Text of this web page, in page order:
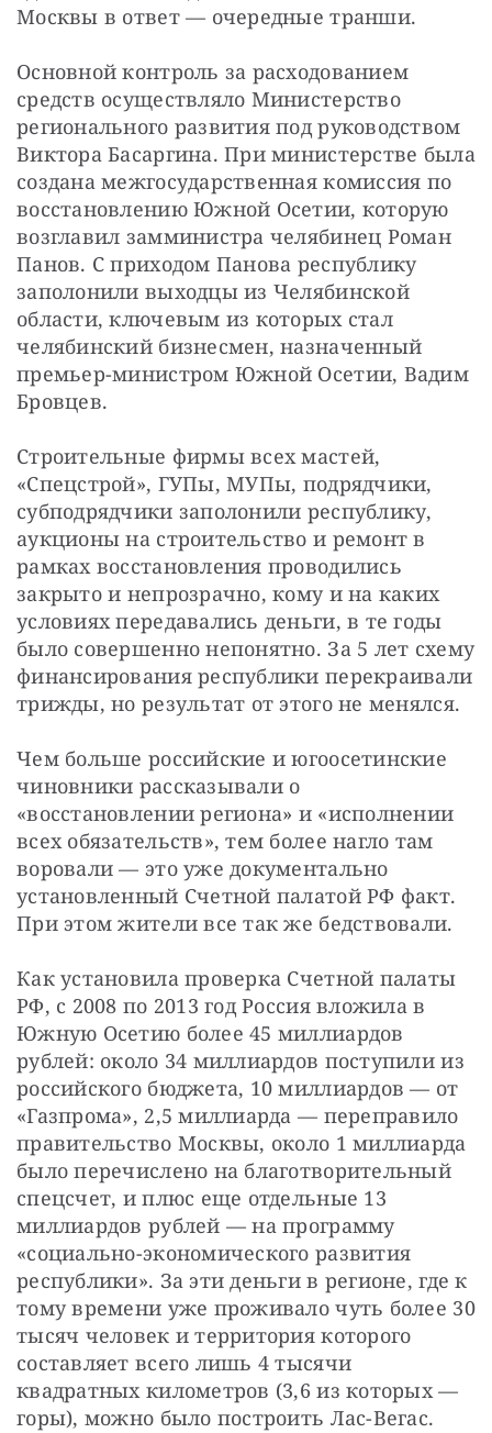
Москвы в ответ — очередные транши.
Основной контроль за расходованием
средств осуществляло Министерство
регионального развития под руководством
Виктора Басаргина. При министерстве была
создана межгосударственная комиссия по
восстановлению Южной Осетии, которую
возглавил замминистра челябинец Роман
Панов. С приходом Панова республику
заполонили выходцы из Челябинской
области, ключевым из которых стал
челябинский бизнесмен, назначенный
премьер-министром Южной Осетии, Вадим
Бровцев.
Строительные фирмы всех мастей,
«Спецстрой», ГУПы, МУПы, подрядчики,
субподрядчики заполонили республику,
аукционы на строительство и ремонт в
рамках восстановления проводились
закрыто и непрозрачно, кому и на каких
условиях передавались деньги, в те годы
было совершенно непонятно. За 5 лет схему
финансирования республики перекраивали
трижды, но результат от этого не менялся.
Чем больше российские и югоосетинские
чиновники рассказывали о
«восстановлении региона» и «исполнении
всех обязательств», тем более нагло там
воровали — это уже документально
установленный Счетной палатой РФ факт.
При этом жители все так же бедствовали.
Как установила проверка Счетной палаты
РФ, с 2008 по 2013 год Россия вложила в
Южную Осетию более 45 миллиардов
рублей: около 34 миллиардов поступили из
российского бюджета, 10 миллиардов — от
«Газпрома», 2,5 миллиарда — переправило
правительство Москвы, около 1 миллиарда
было перечислено на благотворительный
спецсчет, и плюс еще отдельные 13
миллиардов рублей — на программу
«социально-экономического развития
республики». За эти деньги в регионе, где к
тому времени уже проживало чуть более 30
тысяч человек и территория которого
составляет всего лишь 4 тысячи
квадратных километров (3,6 из которых —
горы), можно было построить Лас-Вегас.